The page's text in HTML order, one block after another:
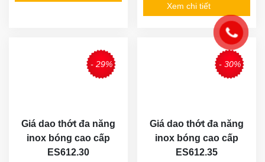
Xem chi tiết
- 29%
Giá dao thớt đa năng
inox bóng cao cấp
ES612.30
- 30%
Giá dao thớt đa năng
inox bóng cao cấp
ES612.35